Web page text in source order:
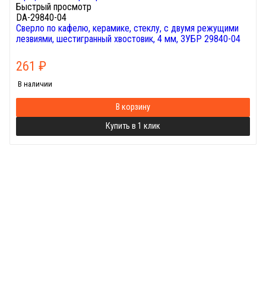
Быстрый просмотр
DA-29840-04
Сверло по кафелю, керамике, стеклу, с двумя режущими
лезвиями, шестигранный хвостовик, 4 мм, ЗУБР 29840-04
261 ₽
В наличии
В корзину
Купить в 1 клик